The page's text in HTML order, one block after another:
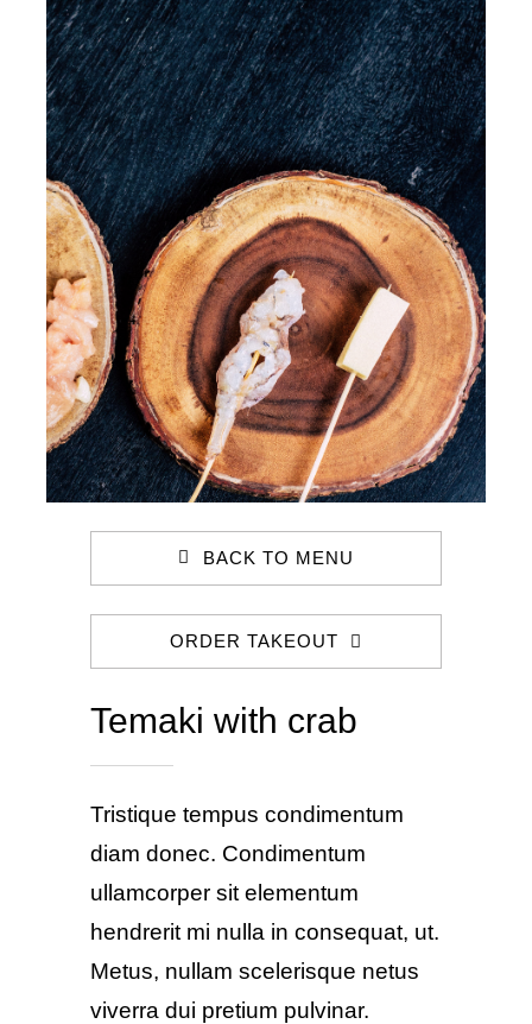
Contact Us
BACK TO MENU
ORDER TAKEOUT
Temaki with crab
Tristique tempus condimentum
diam donec. Condimentum
ullamcorper sit elementum
hendrerit mi nulla in consequat, ut.
Metus, nullam scelerisque netus
viverra dui pretium pulvinar.